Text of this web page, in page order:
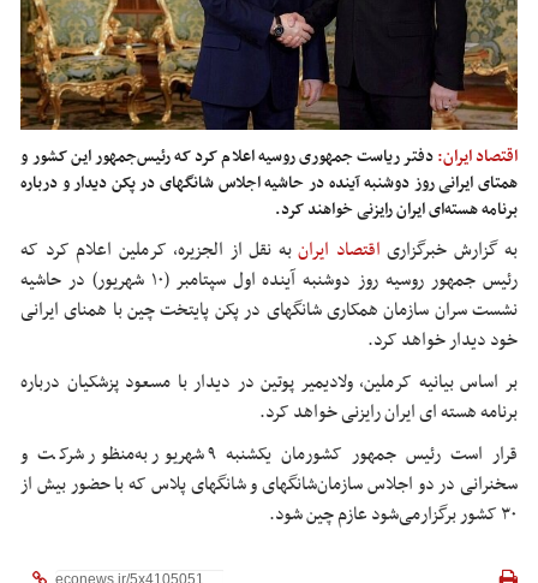
اقتصاد ایران:دفتر ریاست جمهوری روسیه اعلام کرد که رئیس‌جمهور این کشور و
همتای ایرانی روز دوشنبه آینده در حاشیه اجلاس شانگهای در پکن دیدار و درباره
برنامه هسته‌ای ایران رایزنی خواهند کرد.
به گزارش خبرگزاری اقتصاد ایرانبه نقل از الجزیره، کرملین اعلام کرد که
رئیس جمهور روسیه روز دوشنبه آینده اول سپتامبر (۱۰ شهریور) در حاشیه
نشست سران سازمان همکاری شانگهای در پکن پایتخت چین با همنای ایرانی
خود دیدار خواهد کرد.
بر اساس بیانیه کرملین، ولادیمیر پوتین در دیدار با مسعود پزشکیان درباره
برنامه هسته ای ایران رایزنی خواهد کرد.
قرار است رئیس جمهور کشورمان یکشنبه ۹ شهریور به‌منظور شرکت و
سخنرانی در دو اجلاس سازمان‌شانگهای و شانگهای پلاس که با حضور بیش از
۳۰ کشور برگزارمی‌شود عازم چین شود.